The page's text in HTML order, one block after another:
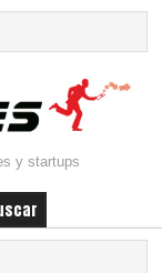
y startups